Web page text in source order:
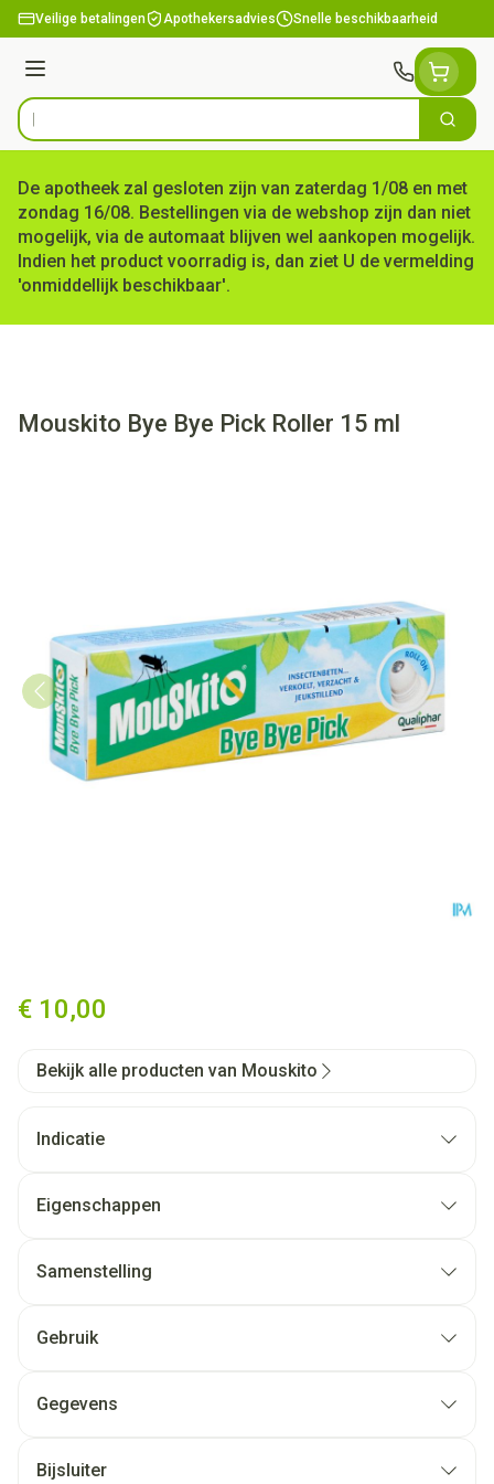
Ga naar de inhoud
Veilige betalingen Apothekersadvies Snelle beschikbaarheid
Menu
Product, merk, categorie... Zoek
De apotheek zal gesloten zijn van zaterdag 1/08 en met
zondag 16/08. Bestellingen via de webshop zijn dan niet
mogelijk, via de automaat blijven wel aankopen mogelijk.
Indien het product voorradig is, dan ziet U de vermelding
'onmiddellijk beschikbaar'.
Mouskito Bye Bye Pick Roller 15 ml
€ 10,00
Bekijk alle producten van Mouskito
Indicatie
Eigenschappen
Samenstelling
Gebruik
Gegevens
Bijsluiter